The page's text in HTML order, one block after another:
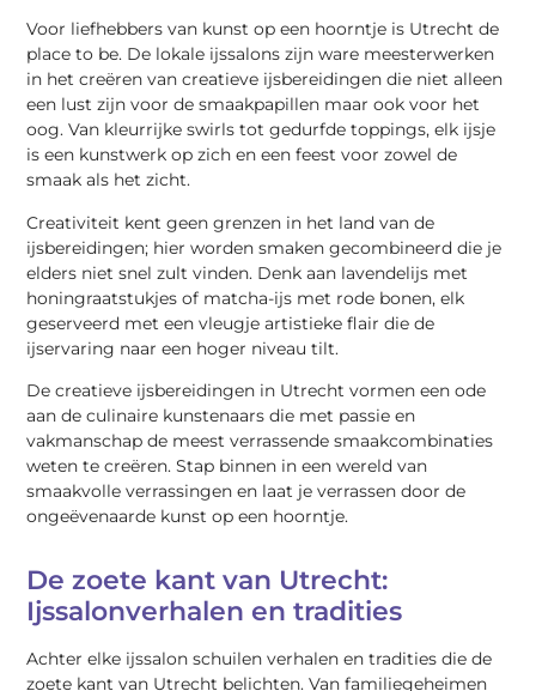
Voor liefhebbers van kunst op een hoorntje is Utrecht de
place to be. De lokale ijssalons zijn ware meesterwerken
in het creëren van creatieve ijsbereidingen die niet alleen
een lust zijn voor de smaakpapillen maar ook voor het
oog. Van kleurrijke swirls tot gedurfde toppings, elk ijsje
is een kunstwerk op zich en een feest voor zowel de
smaak als het zicht.
Creativiteit kent geen grenzen in het land van de
ijsbereidingen; hier worden smaken gecombineerd die je
elders niet snel zult vinden. Denk aan lavendelijs met
honingraatstukjes of matcha-ijs met rode bonen, elk
geserveerd met een vleugje artistieke flair die de
ijservaring naar een hoger niveau tilt.
De creatieve ijsbereidingen in Utrecht vormen een ode
aan de culinaire kunstenaars die met passie en
vakmanschap de meest verrassende smaakcombinaties
weten te creëren. Stap binnen in een wereld van
smaakvolle verrassingen en laat je verrassen door de
ongeëvenaarde kunst op een hoorntje.
De zoete kant van Utrecht:
Ijssalonverhalen en tradities
Achter elke ijssalon schuilen verhalen en tradities die de
zoete kant van Utrecht belichten. Van familiegeheimen